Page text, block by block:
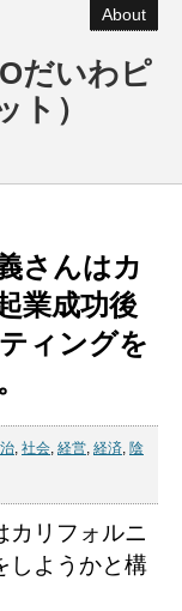
About
だいわピ
ト）
さんはカ
業成功後
ィングを
, 社会, 経営, 経済, 陰
カリフォルニ
しようかと構